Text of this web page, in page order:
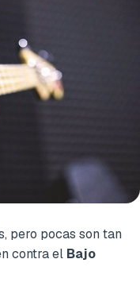
pero pocas son tan
contra el Bajo